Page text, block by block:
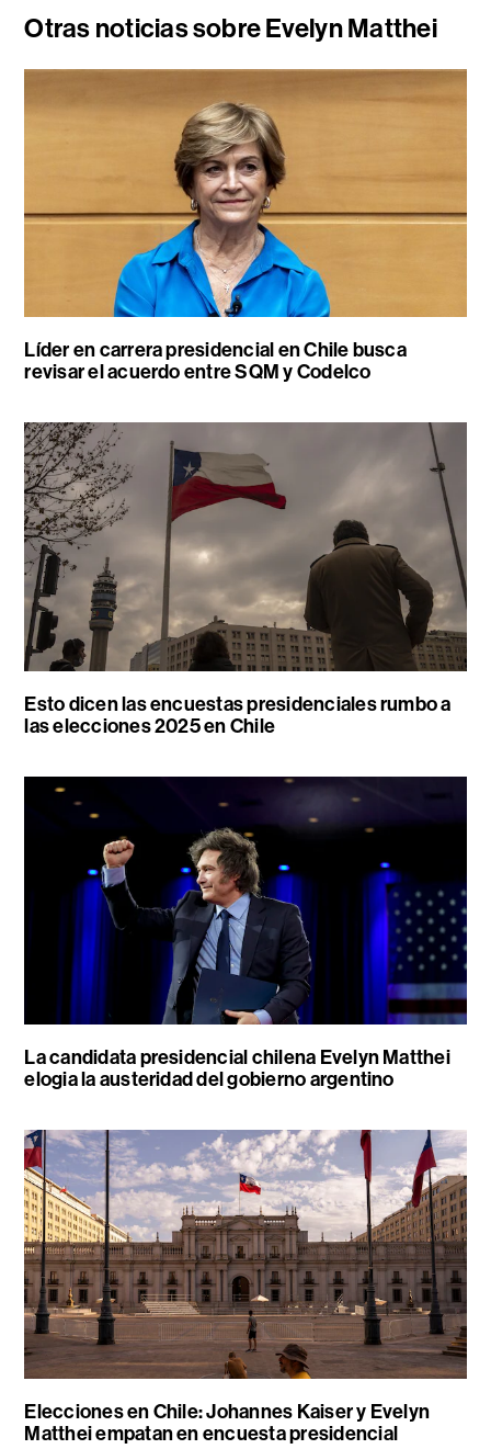
Otras noticias sobre Evelyn Matthei
Líder en carrera presidencial en Chile busca
revisar el acuerdo entre SQM y Codelco
Esto dicen las encuestas presidenciales rumbo a
las elecciones 2025 en Chile
La candidata presidencial chilena Evelyn Matthei
elogia la austeridad del gobierno argentino
Elecciones en Chile: Johannes Kaiser y Evelyn
Matthei empatan en encuesta presidencial